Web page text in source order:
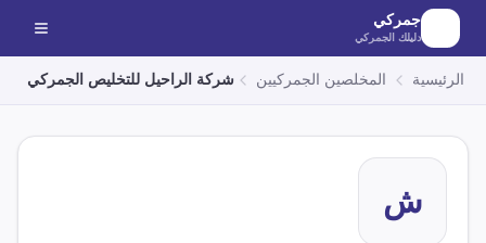
الانتقال إلى المحتوى الرئيسي
جمركي
دليلك الجمركي
الرئيسية المخلصين الجمركيين شركة الراحيل للتخليص الجمركي
ش